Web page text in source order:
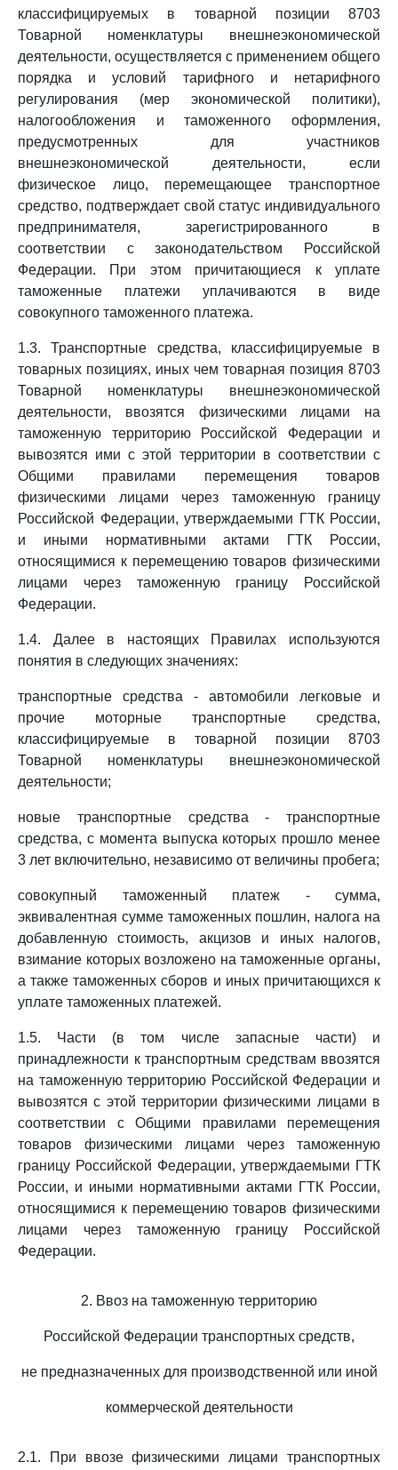
классифицируемых в товарной позиции 8703
Товарной номенклатуры внешнеэкономической
деятельности, осуществляется с применением общего
порядка и условий тарифного и нетарифного
регулирования (мер экономической политики),
налогообложения и таможенного оформления,
предусмотренных для участников
внешнеэкономической деятельности, если
физическое лицо, перемещающее транспортное
средство, подтверждает свой статус индивидуального
предпринимателя, зарегистрированного в
соответствии с законодательством Российской
Федерации. При этом причитающиеся к уплате
таможенные платежи уплачиваются в виде
совокупного таможенного платежа.
1.3. Транспортные средства, классифицируемые в
товарных позициях, иных чем товарная позиция 8703
Товарной номенклатуры внешнеэкономической
деятельности, ввозятся физическими лицами на
таможенную территорию Российской Федерации и
вывозятся ими с этой территории в соответствии с
Общими правилами перемещения товаров
физическими лицами через таможенную границу
Российской Федерации, утверждаемыми ГТК России,
и иными нормативными актами ГТК России,
относящимися к перемещению товаров физическими
лицами через таможенную границу Российской
Федерации.
1.4. Далее в настоящих Правилах используются
понятия в следующих значениях:
транспортные средства - автомобили легковые и
прочие моторные транспортные средства,
классифицируемые в товарной позиции 8703
Товарной номенклатуры внешнеэкономической
деятельности;
новые транспортные средства - транспортные
средства, с момента выпуска которых прошло менее
3 лет включительно, независимо от величины пробега;
совокупный таможенный платеж - сумма,
эквивалентная сумме таможенных пошлин, налога на
добавленную стоимость, акцизов и иных налогов,
взимание которых возложено на таможенные органы,
а также таможенных сборов и иных причитающихся к
уплате таможенных платежей.
1.5. Части (в том числе запасные части) и
принадлежности к транспортным средствам ввозятся
на таможенную территорию Российской Федерации и
вывозятся с этой территории физическими лицами в
соответствии с Общими правилами перемещения
товаров физическими лицами через таможенную
границу Российской Федерации, утверждаемыми ГТК
России, и иными нормативными актами ГТК России,
относящимися к перемещению товаров физическими
лицами через таможенную границу Российской
Федерации.
2. Ввоз на таможенную территорию
Российской Федерации транспортных средств,
не предназначенных для производственной или иной
коммерческой деятельности
2.1. При ввозе физическими лицами транспортных